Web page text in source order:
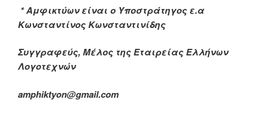
* Αμφικτύων είναι ο Υποστράτηγος ε.α
Κωνσταντίνος Κωνσταντινίδης
Συγγραφεύς, Μέλος της Εταιρείας Ελλήνων
Λογοτεχνών
amphiktyon@gmail.com